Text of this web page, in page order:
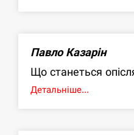
Павло Казарін
Що станеться
Детальніше...